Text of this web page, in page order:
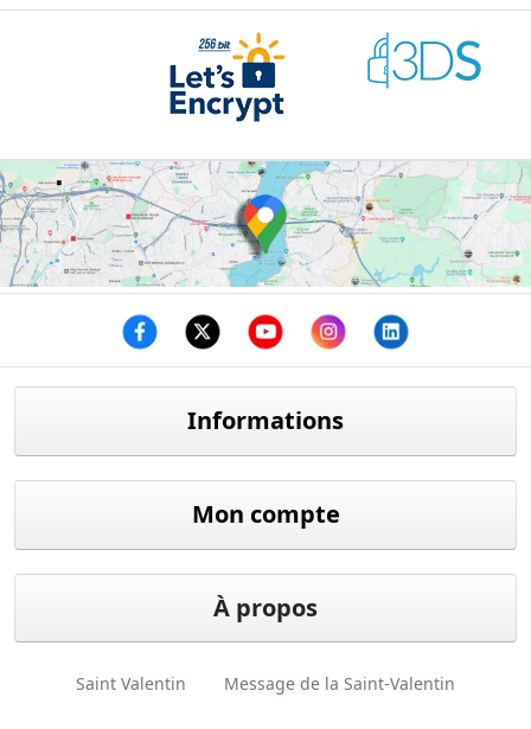
Informations
Mon compte
À propos
Saint Valentin Message de la Saint-Valentin